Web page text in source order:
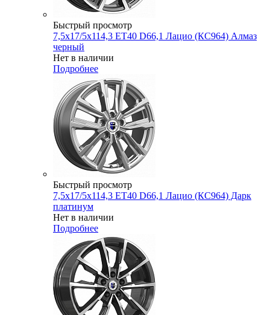
Быстрый просмотр
7,5x17/5x114,3 ET40 D66,1 Лацио (КС964) Алмаз
черный
Нет в наличии
Подробнее
Быстрый просмотр
7,5x17/5x114,3 ET40 D66,1 Лацио (КС964) Дарк
платинум
Нет в наличии
Подробнее